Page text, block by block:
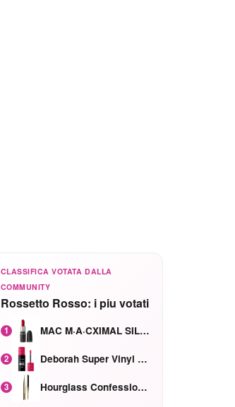
CLASSIFICA VOTATA DALLA
COMMUNITY
Rossetto Rosso: i piu votati
1 MAC M·A·CXIMAL SILKY MATTE Red Rock mat
2 Deborah Super Vinyl Shake Rosa Ciliegia
3 Hourglass Confession Ricaricabile Ultra Preciso Ad Alta Intensità Secretly Classic Red